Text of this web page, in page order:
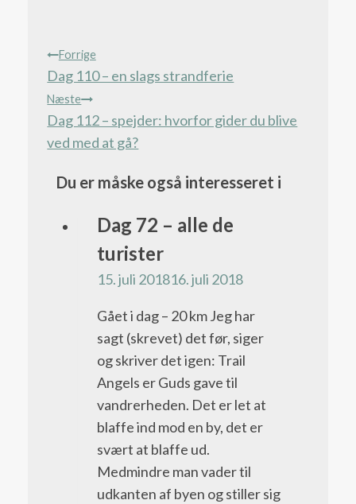
Indlægsnavigation
Forrige
Dag 110 – en slags strandferie
Næste
Dag 112 – spejder: hvorfor gider du blive
ved med at gå?
Du er måske også interesseret i
Pacific
Crest
Trail
bloggen
Dag 72 – alle de
turister
15. juli 201816. juli 2018
Gået i dag – 20 km Jeg har
sagt (skrevet) det før, siger
og skriver det igen: Trail
Angels er Guds gave til
vandrerheden. Det er let at
blaffe ind mod en by, det er
svært at blaffe ud.
Medmindre man vader til
udkanten af byen og stiller sig